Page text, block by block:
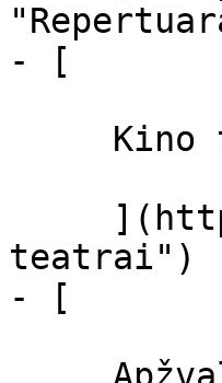
- [
teatrai")
- [